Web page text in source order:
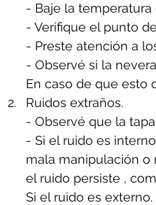
- Baje la temperatura
- Verifique el punto
- Preste atención a
- Observé si la
En caso de que esto
Ruidos extraños.
- Observé que la
- Si el ruido es
mala manipulación o
el ruido persiste ,
Si el ruido es